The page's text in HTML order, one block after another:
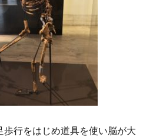
歩行をはじめ道具を使い脳が大